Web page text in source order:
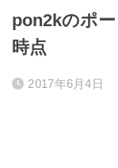
pon2kのポ
時点
2017年6月4日